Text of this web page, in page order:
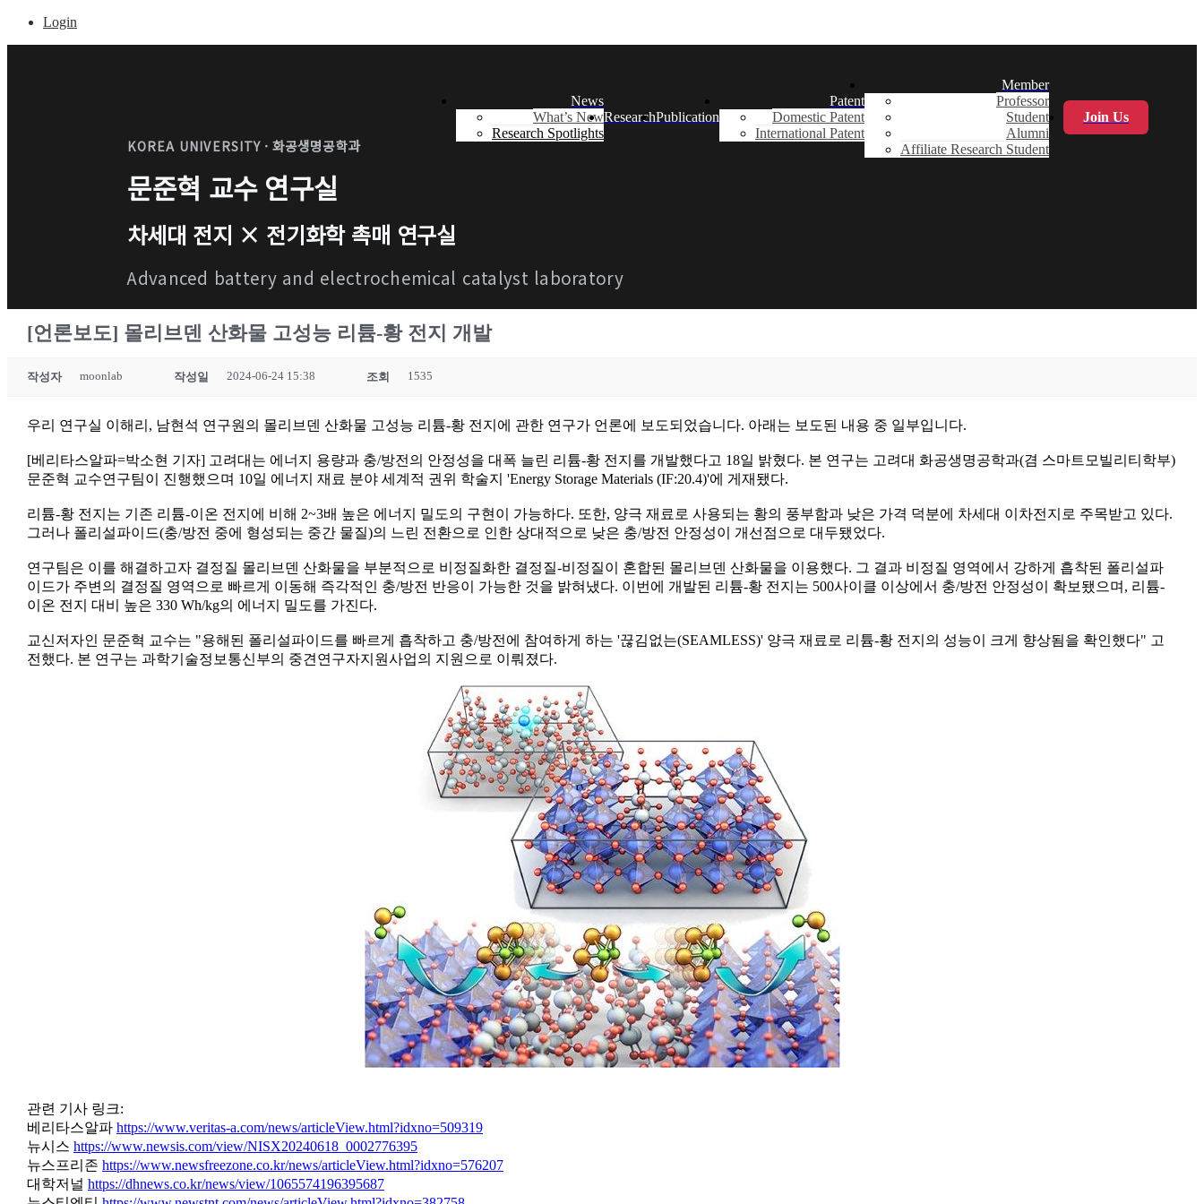
Login
News
What’s New
Research Spotlights
ResearchPublication
Patent
Domestic Patent
International Patent
Member
Professor
Student
Alumni
Affiliate Research Student
Join Us
KOREA UNIVERSITY · 화공생명공학과
문준혁 교수 연구실
차세대 전지 × 전기화학 촉매 연구실
Advanced battery and electrochemical catalyst laboratory
[언론보도] 몰리브덴 산화물 고성능 리튬-황 전지 개발
작성자 moonlab 작성일 2024-06-24 15:38 조회 1535
우리 연구실 이해리, 남현석 연구원의 몰리브덴 산화물 고성능 리튬-황 전지에 관한 연구가 언론에 보도되었습니다. 아래는 보도된 내용 중 일부입니다.
[베리타스알파=박소현 기자] 고려대는 에너지 용량과 충/방전의 안정성을 대폭 늘린 리튬-황 전지를 개발했다고 18일 밝혔다. 본 연구는 고려대 화공생명공학과(겸 스마트모빌리티학부)
문준혁 교수연구팀이 진행했으며 10일 에너지 재료 분야 세계적 권위 학술지 'Energy Storage Materials (IF:20.4)'에 게재됐다.
리튬-황 전지는 기존 리튬-이온 전지에 비해 2~3배 높은 에너지 밀도의 구현이 가능하다. 또한, 양극 재료로 사용되는 황의 풍부함과 낮은 가격 덕분에 차세대 이차전지로 주목받고 있다.
그러나 폴리설파이드(충/방전 중에 형성되는 중간 물질)의 느린 전환으로 인한 상대적으로 낮은 충/방전 안정성이 개선점으로 대두됐었다.
연구팀은 이를 해결하고자 결정질 몰리브덴 산화물을 부분적으로 비정질화한 결정질-비정질이 혼합된 몰리브덴 산화물을 이용했다. 그 결과 비정질 영역에서 강하게 흡착된 폴리설파
이드가 주변의 결정질 영역으로 빠르게 이동해 즉각적인 충/방전 반응이 가능한 것을 밝혀냈다. 이번에 개발된 리튬-황 전지는 500사이클 이상에서 충/방전 안정성이 확보됐으며, 리튬-
이온 전지 대비 높은 330 Wh/kg의 에너지 밀도를 가진다.
교신저자인 문준혁 교수는 "용해된 폴리설파이드를 빠르게 흡착하고 충/방전에 참여하게 하는 '끊김없는(SEAMLESS)' 양극 재료로 리튬-황 전지의 성능이 크게 향상됨을 확인했다" 고
전했다. 본 연구는 과학기술정보통신부의 중견연구자지원사업의 지원으로 이뤄졌다.
관련 기사 링크:
베리타스알파 https://www.veritas-a.com/news/articleView.html?idxno=509319
뉴시스 https://www.newsis.com/view/NISX20240618_0002776395
뉴스프리존 https://www.newsfreezone.co.kr/news/articleView.html?idxno=576207
대학저널 https://dhnews.co.kr/news/view/1065574196395687